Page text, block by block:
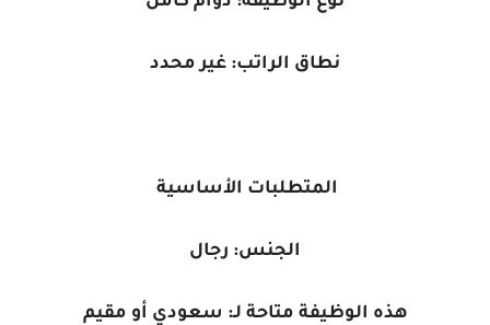
نطاق الراتب: غير محدد
المتطلبات الأساسية
الجنس: رجال
هذه الوظيفة متاحة لـ: سعودي أو مقيم